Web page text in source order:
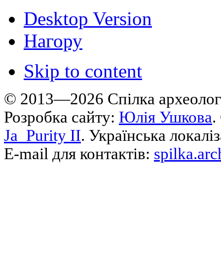
Desktop Version
Нагору
Skip to content
© 2013—2026 Cпілка
Розробка сайту: Юлія Ушкова.
Ja_Purity II. Українська
E-mail для контактів: